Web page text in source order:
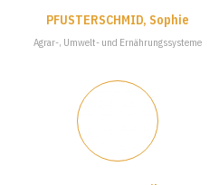
PFUSTERSCHMID, Sophie
Agrar-, Umwelt- und Ernährungssysteme